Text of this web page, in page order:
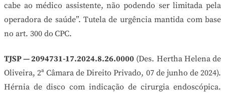
cabe ao médico assistente, não podendo ser limitada pela
operadora de saúde”. Tutela de urgência mantida com base
no art. 300 do CPC.
TJSP — 2094731-17.2024.8.26.0000 (Des. Hertha Helena de
Oliveira, 2ª Câmara de Direito Privado, 07 de junho de 2024).
Hérnia de disco com indicação de cirurgia endoscópica.